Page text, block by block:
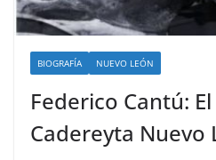
BIOGRAFÍA NUEVO LEÓN
Federico Cantú:
Cadereyta Nuevo